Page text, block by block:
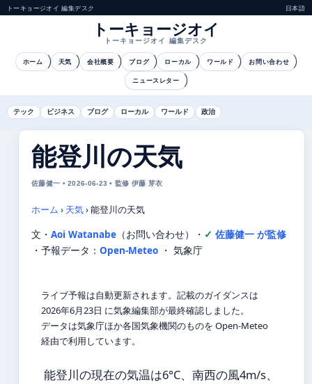
トーキョージオイ 編集デスク 日本語
トーキョージオイ
トーキョージオイ 編集デスク
ホーム 天気 会社概要 ブログ ローカル ワールド お問い合わせ
ニュースレター
テック ビジネス ブログ ローカル ワールド 政治
能登川の天気
佐藤健一 • 2026-06-23 • 監修 伊藤 芽衣
ホーム › 天気›能登川の天気
文・ Aoi Watanabe （お問い合わせ） ・
佐藤健一 が監修
・ 予報データ： Open-Meteo ・ 気象庁
ライブ予報は自動更新されます。記載のガイダンスは
2026年6月23日 に気象編集部が最終確認しました。
データは気象庁ほか各国気象機関のものを Open-Meteo
経由で利用しています。
能登川の現在の気温は6°C、南西の風4m/s、